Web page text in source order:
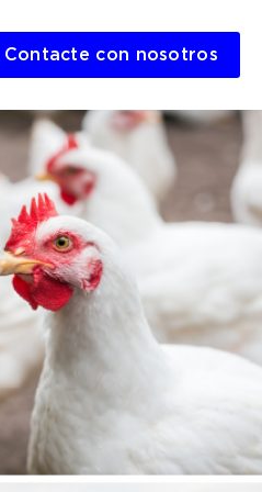
Contacte con nosotros